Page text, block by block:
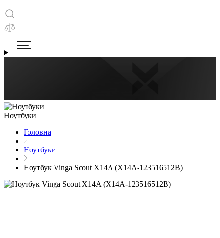
Ноутбуки
Головна
Ноутбуки
Ноутбук Vinga Scout X14A (X14A-123516512B)